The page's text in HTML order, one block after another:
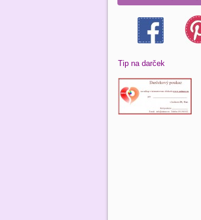
Tip na darček